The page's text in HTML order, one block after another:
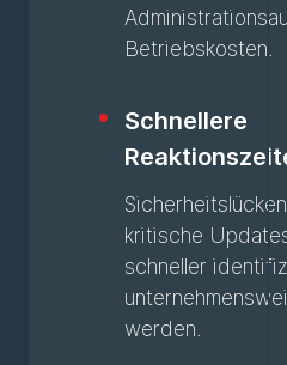
Betriebskosten.
Schnellere
kritische
schneller
werden.